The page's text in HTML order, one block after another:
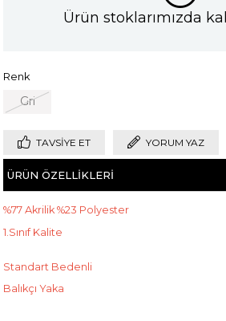
Ürün stoklarımızda
Renk
Gri
TAVSIYE ET YORUM YAZ
ÜRÜN ÖZELLIKLERI
%77 Akrilik %23 Polyester
1.Sınıf Kalite
Standart Bedenli
Balıkçı Yaka